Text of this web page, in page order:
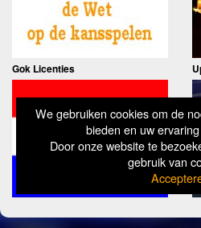
We gebruiken cookies om de
bieden en uw
Door onze website te
gebruik van
Gok Licenties